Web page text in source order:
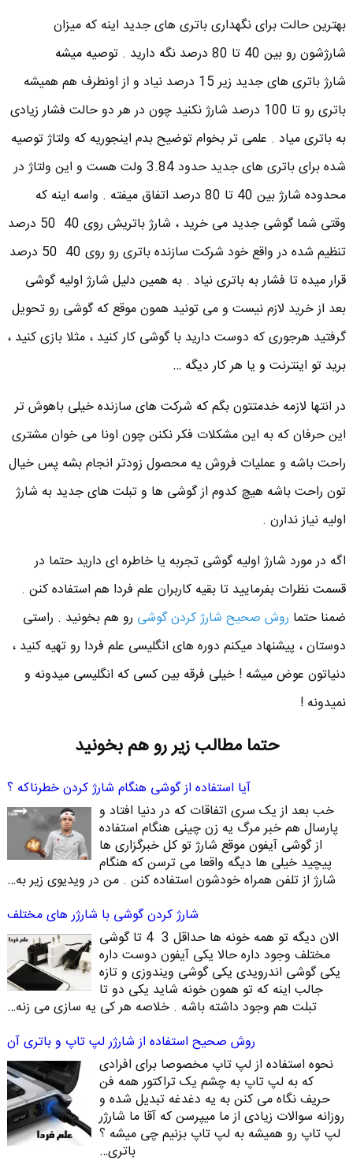
بهترین حالت برای نگهداری باتری های جدید اینه که میزان
شارژشون رو بین 40 تا 80 درصد نگه دارید . توصیه میشه
شارژ باتری های جدید زیر 15 درصد نیاد و از اونطرف هم همیشه
باتری رو تا 100 درصد شارژ نکنید چون در هر دو حالت فشار زیادی
به باتری میاد . علمی تر بخوام توضیح بدم اینجوریه که ولتاژ توصیه
شده برای باتری های جدید حدود 3.84 ولت هست و این ولتاژ در
محدوده شارژ بین 40 تا 80 درصد اتفاق میفته . واسه اینه که
وقتی شما گوشی جدید می خرید ، شارژ باتریش روی 40 50 درصد
تنظیم شده در واقع خود شرکت سازنده باتری رو روی 40 50 درصد
قرار میده تا فشار به باتری نیاد . به همین دلیل شارژ اولیه گوشی
بعد از خرید لازم نیست و می تونید همون موقع که گوشی رو تحویل
گرفتید هرجوری که دوست دارید با گوشی کار کنید ، مثلا بازی کنید ،
برید تو اینترنت و یا هر کار دیگه …
در انتها لازمه خدمتتون بگم که شرکت های سازنده خیلی باهوش تر
این حرفان که به این مشکلات فکر نکنن چون اونا می خوان مشتری
راحت باشه و عملیات فروش یه محصول زودتر انجام بشه پس خیال
تون راحت باشه هیچ کدوم از گوشی ها و تبلت های جدید به شارژ
اولیه نیاز ندارن .
اگه در مورد شارژ اولیه گوشی تجربه یا خاطره ای دارید حتما در
قسمت نظرات بفرمایید تا بقیه کاربران علم فردا هم استفاده کنن .
ضمنا حتما روش صحیح شارژ کردن گوشی رو هم بخونید . راستی
دوستان ، پیشنهاد میکنم دوره های انگلیسی علم فردا رو تهیه کنید ،
دنیاتون عوض میشه ! خیلی فرقه بین کسی که انگلیسی میدونه و
نمیدونه !
حتما مطالب زیر رو هم بخونید
آیا استفاده از گوشی هنگام شارژ کردن خطرناکه ؟
خب بعد از یک سری اتفاقات که در دنیا افتاد و
پارسال هم خبر مرگ یه زن چینی هنگام استفاده
از گوشی آیفون موقع شارژ تو کل خبرگزاری ها
پیچید خیلی ها دیگه واقعا می ترسن که هنگام
شارژ از تلفن همراه خودشون استفاده کنن . من در ویدیوی زیر به…
شارژ کردن گوشی با شارژر های مختلف
الان دیگه تو همه خونه ها حداقل 3 4 تا گوشی
مختلف وجود داره حالا یکی آیفون دوست داره
یکی گوشی اندرویدی یکی گوشی ویندوزی و تازه
جالب اینه که تو همون خونه شاید یکی دو تا
تبلت هم وجود داشته باشه . خلاصه هر کی یه سازی می زنه…
روش صحیح استفاده از شارژر لپ تاپ و باتری آن
نحوه استفاده از لپ تاپ مخصوصا برای افرادی
که به لپ تاپ به چشم یک تراکتور همه فن
حریف نگاه می کنن به یه دغدغه تبدیل شده و
روزانه سوالات زیادی از ما میپرسن که آقا ما شارژر
لپ تاپ رو همیشه به لپ تاپ بزنیم چی میشه ؟
باتری…